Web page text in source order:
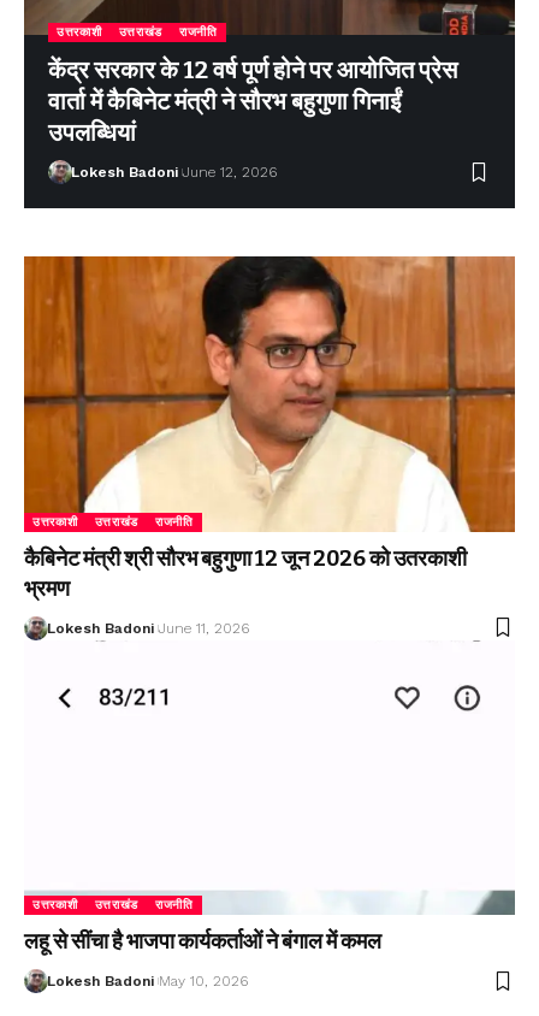
उत्तरकाशी उत्तराखंड राजनीति
केंद्र सरकार के 12 वर्ष पूर्ण होने पर आयोजित प्रेस
वार्ता में कैबिनेट मंत्री ने सौरभ बहुगुणा गिनाईं
उपलब्धियां
Lokesh Badoni June 12, 2026
उत्तरकाशी उत्तराखंड राजनीति
कैबिनेट मंत्री श्री सौरभ बहुगुणा 12 जून 2026 को उतरकाशी
भ्रमण
Lokesh Badoni June 11, 2026
उत्तरकाशी उत्तराखंड राजनीति
लहू से सींचा है भाजपा कार्यकर्ताओं ने बंगाल में कमल
Lokesh Badoni May 10, 2026